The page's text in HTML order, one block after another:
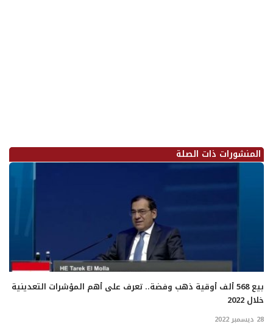
المنشورات ذات الصلة
بيع 568 ألف أوقية ذهب وفضة.. تعرف على أهم المؤشرات التعدينية
خلال 2022
28 ديسمبر 2022